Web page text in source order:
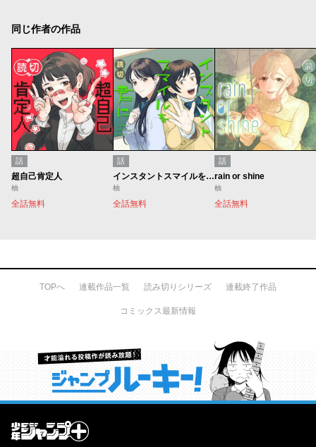
同じ作者の作品
話
超自己肯定人
柚
全話無料
話
インスタントスマイルを君に
柚
全話無料
話
rain or shine
柚
全話無料
TOPへ 連載作品一覧 読み切りシリーズ 連載終了作品
コミックス最新情報
才能溢れる投稿作が読み放題！ ジャンプルーキー！